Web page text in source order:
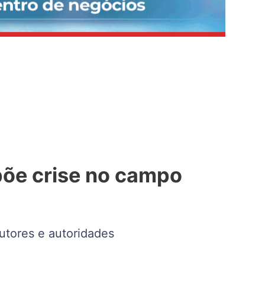
crise no campo
e autoridades